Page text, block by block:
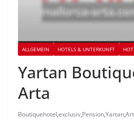
ALLGEMEIN HOTELS & UNTERKUNFT
Yartan
Arta
Boutiquehotel,exclusiv,Pension,Yartan,